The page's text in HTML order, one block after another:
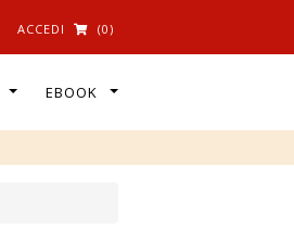
ACCEDI (0)
EBOOK